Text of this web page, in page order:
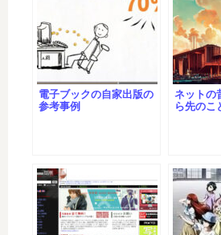
電子ブックの自家出版の
参考事例
ネットの
ら先のこ